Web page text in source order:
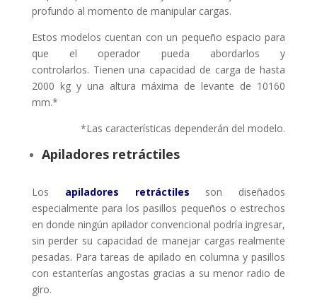
profundo al momento de manipular cargas.
Estos modelos cuentan con un pequeño espacio para
que el operador pueda abordarlos y
controlarlos. Tienen una capacidad de carga de hasta
2000 kg y una altura máxima de levante de 10160
mm.*
*Las características dependerán del modelo.
Apiladores retráctiles
Los apiladores retráctiles
son diseñados
especialmente para los pasillos pequeños o estrechos
en donde ningún apilador convencional podría ingresar,
sin perder su capacidad de manejar cargas realmente
pesadas. Para tareas de apilado en columna y pasillos
con estanterías angostas gracias a su menor radio de
giro.